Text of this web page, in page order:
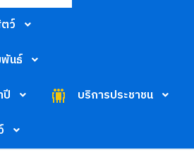
ว์
นธ์
ปี
บริการประชาชน